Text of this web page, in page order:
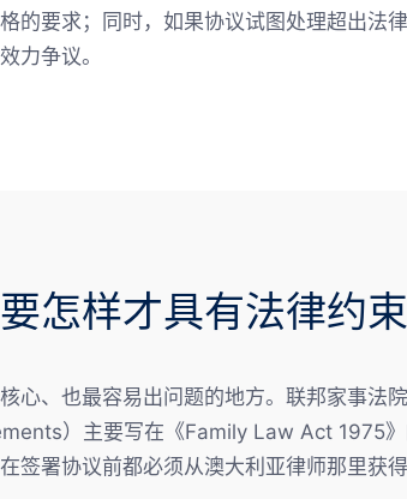
的要求；同时，如果协议试图处理超出法
力争议。
怎样才具有法律约束
心、也最容易出问题的地方。联邦家事法
）主要写在《Family Law Act 1975
签署协议前都必须从澳大利亚律师那里获